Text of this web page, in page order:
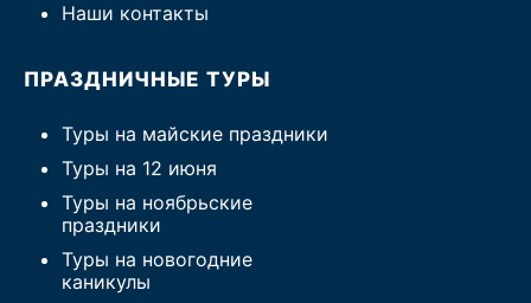
Наши контакты
ПРАЗДНИЧНЫЕ ТУРЫ
Туры на майские праздники
Туры на 12 июня
Туры на ноябрьские
праздники
Туры на новогодние
каникулы